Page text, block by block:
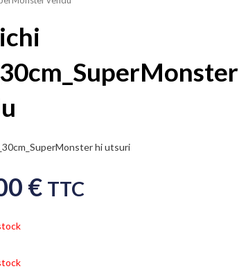
hi utsuri
€ TTC